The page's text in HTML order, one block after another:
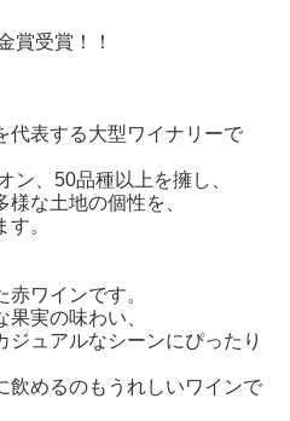
賞受賞！！
代表する大型ワイナリーで
ン、50品種以上を擁し、
な土地の個性を、
。
ワインです。
実の味わい、
ュアルなシーンにぴったり
飲めるのもうれしいワインで